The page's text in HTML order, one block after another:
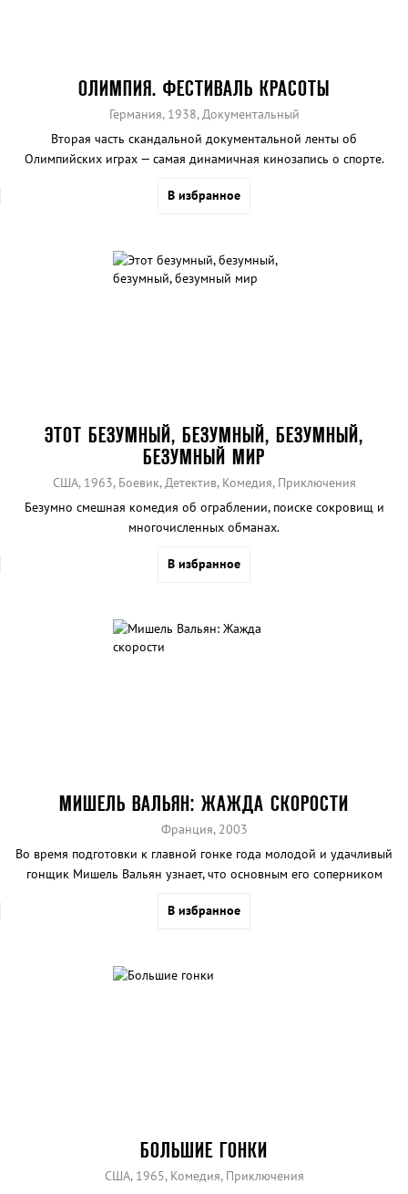
ОЛИМПИЯ. ФЕСТИВАЛЬ КРАСОТЫ
Германия, 1938, Документальный
Вторая часть скандальной документальной ленты об
Олимпийских играх — самая динамичная кинозапись о спорте.
В избранное
ЭТОТ БЕЗУМНЫЙ, БЕЗУМНЫЙ, БЕЗУМНЫЙ,
БЕЗУМНЫЙ МИР
США, 1963, Боевик, Детектив, Комедия, Приключения
Безумно смешная комедия об ограблении, поиске сокровищ и
многочисленных обманах.
В избранное
МИШЕЛЬ ВАЛЬЯН: ЖАЖДА СКОРОСТИ
Франция, 2003
Во время подготовки к главной гонке года молодой и удачливый
гонщик Мишель Вальян узнает, что основным его соперником
перерыва команда «Лидеры». Номер их машины — 13...
В избранное
БОЛЬШИЕ ГОНКИ
США, 1965, Комедия, Приключения